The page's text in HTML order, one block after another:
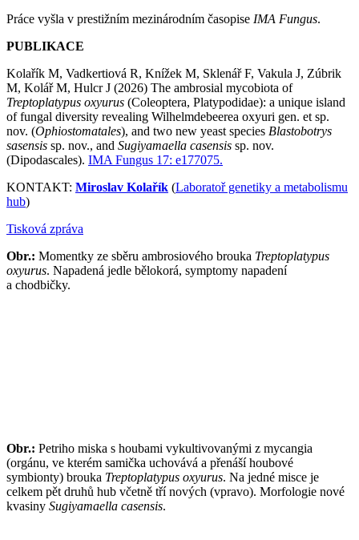
Práce vyšla v prestižním mezinárodním časopise IMA Fungus.
PUBLIKACE
Kolařík M, Vadkertiová R, Knížek M, Sklenář F, Vakula J, Zúbrik
M, Kolář M, Hulcr J (2026) The ambrosial mycobiota of
Treptoplatypus oxyurus (Coleoptera, Platypodidae): a unique island
of fungal diversity revealing Wilhelmdebeerea oxyuri gen. et sp.
nov. (Ophiostomatales), and two new yeast species Blastobotrys
sasensis sp. nov., and Sugiyamaella casensis sp. nov.
(Dipodascales). IMA Fungus 17: e177075.
KONTAKT: Miroslav Kolařík (Laboratoř genetiky a metabolismu
hub)
Tisková zpráva
Obr.: Momentky ze sběru ambrosiového brouka Treptoplatypus
oxyurus. Napadená jedle bělokorá, symptomy napadení
a chodbičky.
Obr.: Petriho miska s houbami vykultivovanými z mycangia
(orgánu, ve kterém samička uchovává a přenáší houbové
symbionty) brouka Treptoplatypus oxyurus. Na jedné misce je
celkem pět druhů hub včetně tří nových (vpravo). Morfologie nové
kvasiny Sugiyamaella casensis.